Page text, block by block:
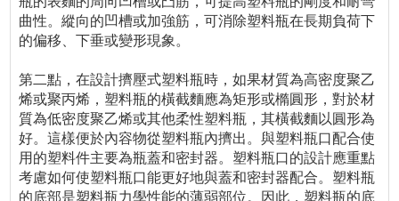
曲性。縱向的凹槽或加強筋，可消除塑料瓶在長期負荷下
的偏移、下垂或變形現象。
第二點，在設計擠壓式塑料瓶時，如果材質為高密度聚乙
烯或聚丙烯，塑料瓶的橫截麵應為矩形或橢圓形，對於材
質為低密度聚乙烯或其他柔性塑料瓶，其橫截麵以圓形為
好。這樣便於內容物從塑料瓶內擠出。與塑料瓶口配合使
用的塑料件主要為瓶蓋和密封器。塑料瓶口的設計應重點
考慮如何使塑料瓶口能更好地與蓋和密封器配合。塑料瓶
的底部是塑料瓶力學性能的薄弱部位。因此，塑料瓶的底